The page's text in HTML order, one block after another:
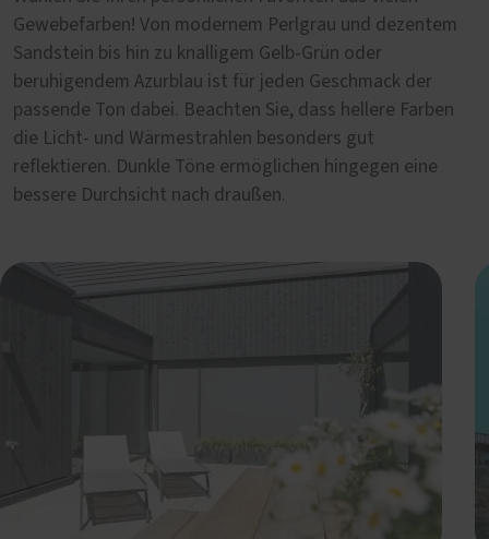
Gewebefarben! Von modernem Perlgrau und dezentem
Sandstein bis hin zu knalligem Gelb-Grün oder
beruhigendem Azurblau ist für jeden Geschmack der
passende Ton dabei. Beachten Sie, dass hellere Farben
die Licht- und Wärmestrahlen besonders gut
reflektieren. Dunkle Töne ermöglichen hingegen eine
bessere Durchsicht nach draußen.